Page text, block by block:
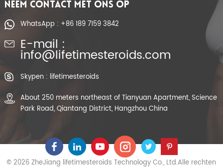
NEEM CONTACT MET ONS OP
WhatsApp : +86 189 7159 3842
E-mail :
info@lifetimesteroids.com
Skypen : lifetimesteroids
About 250 meters northeast of Tianyuan Apartment, Science
Park Road, Qiantang District, Hangzhou China
© 2026 ZheJiang lifetimesteroids Technology Co., Ltd.Alle rechten